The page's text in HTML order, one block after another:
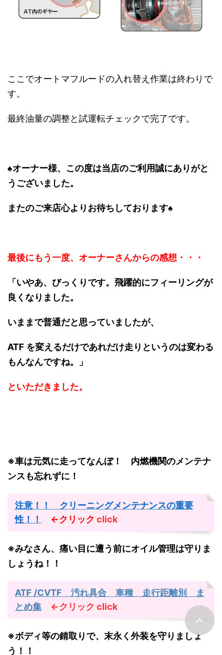
ここでオートマフルードの入れ替え作業は終わりで
す。
最終油量の調整と試運転チェックで完了です。
♠オーナー様、この度は当店のご利用誠にありがと
うございました。
またのご来店心よりお待ちしております♠
最後にもう一度、オーナーさんからの感想・・・
「いやあ、びっくりです。飛躍的にフィーリングが
良くなりました。
いままで普通だと思っていましたが、
ATF を変えるだけであれだけ走りというのは変わる
もんなんですね。」
といただきました。
※車は元気に走ってなんぼ！ 内燃機関のメンテナ
ンスも忘れずに！
注意！！ クリーニングメンテナンスの重要
性！！
←クリック click
※みなさん、痛い目に遭う前にオイル管理は守りま
しょうね！！
ATF /CVTF 汚れ具合 車種 走行距離別 ま
とめ集
←クリック click
※ボディ等の錆取りで、末永く外装を守りましょ
う！！